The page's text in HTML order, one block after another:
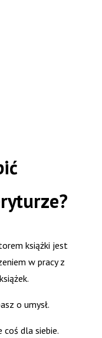
książki jest
w pracy z
o umysł.
coś dla siebie.